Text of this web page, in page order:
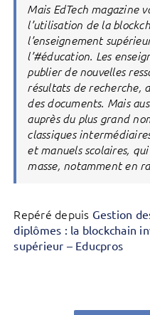
Mais EdTech magazine
l’utilisation de la
l’enseignement
l’#éducation. Les
publier de nouvelles
résultats de recherche,
des documents. Mais
auprès du plus grand
classiques
et manuels scolaires,
masse, notamment en
Repéré depuis Gestion
diplômes : la blockchain
supérieur – Educpros